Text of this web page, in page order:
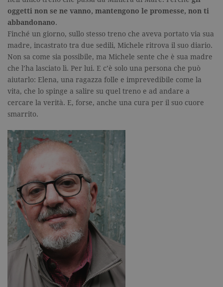
oggetti non se ne vanno, mantengono le promesse, non ti
abbandonano.
Finché un giorno, sullo stesso treno che aveva portato via sua
madre, incastrato tra due sedili, Michele ritrova il suo diario.
Non sa come sia possibile, ma Michele sente che è sua madre
che l’ha lasciato lì. Per lui. E c’è solo una persona che può
aiutarlo: Elena, una ragazza folle e imprevedibile come la
vita, che lo spinge a salire su quel treno e ad andare a
cercare la verità. E, forse, anche una cura per il suo cuore
smarrito.